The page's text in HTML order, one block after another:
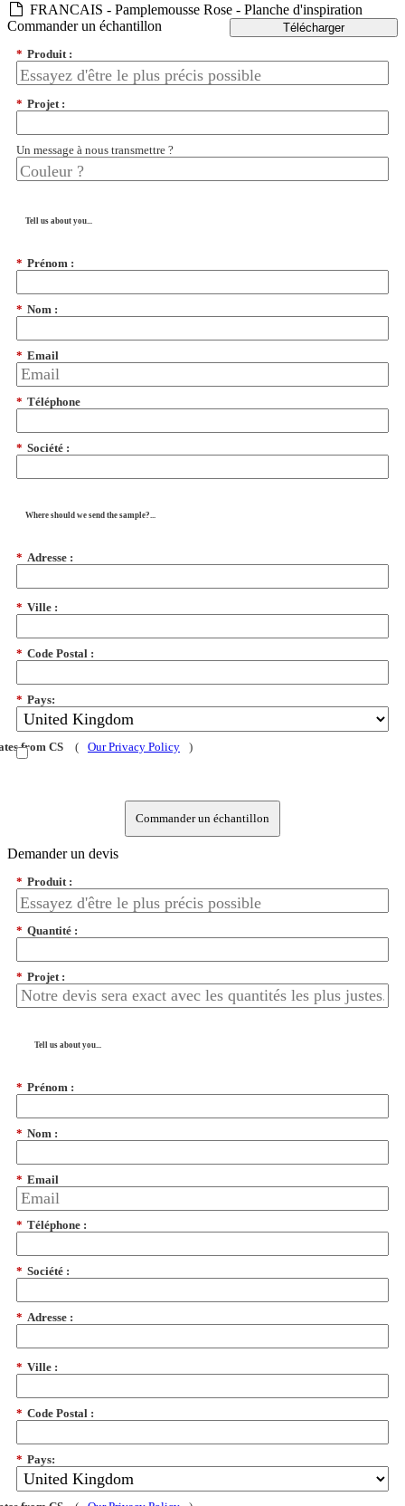
FRANCAIS - Pamplemousse Rose - Planche d'inspiration
Télécharger
Commander un échantillon
* Produit :
* Projet :
Un message à nous transmettre ?
Tell us about you...
* Prénom :
* Nom :
* Email
* Téléphone
* Société :
Where should we send the sample?...
* Adresse :
* Ville :
* Code Postal :
* Pays:
from CS ( Our Privacy Policy )
Commander un échantillon
Demander un devis
* Produit :
* Quantité :
* Projet :
Tell us about you...
* Prénom :
* Nom :
* Email
* Téléphone :
* Société :
* Adresse :
* Ville :
* Code Postal :
* Pays: